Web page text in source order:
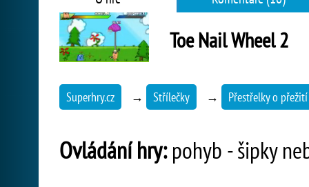
Toe Nail Wheel 2
Superhry.cz → Střílečky → Přestřelky o přežití
Ovládání hry:pohyb - šipky